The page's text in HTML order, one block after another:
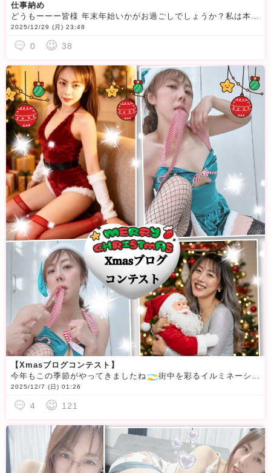
仕事納め
どうもーーー皆様 年末年始いかがお過ごしでしょうか？私は本業の仕事納めが今日でした無事トラブル無く1年間過ごせて感謝です今は年末年始休まず営業のお店なども増えてていつも通りだよって方もいらっしゃるので
2025/12/29 (月) 23:48
0 38
【Χmasブログコンテスト】
今年もこの季節がやってきましたね
街中を彩るイルミネーション店頭でのBGM
2025/12/7 (日) 01:26
4 121